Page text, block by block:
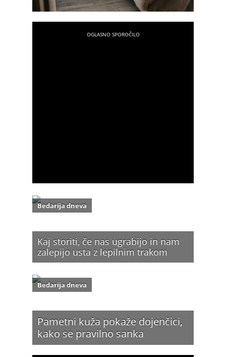
Kaj storiti, če nas ugrabijo in nam
zalepijo usta z lepilnim trakom
Bedarija dneva
Pametni kuža pokaže dojenčici,
kako se pravilno sanka
Bedarija dneva